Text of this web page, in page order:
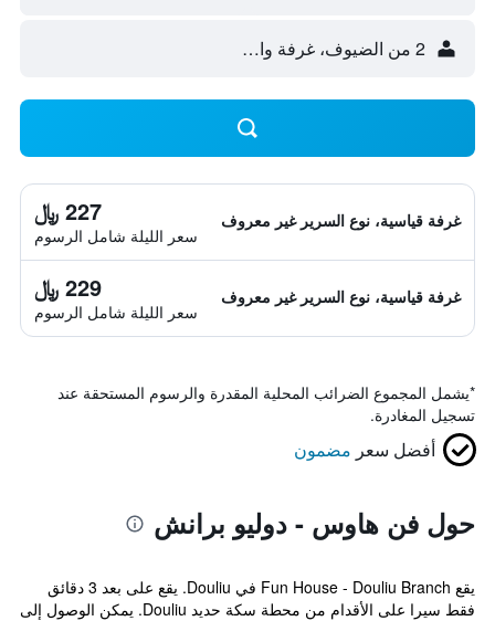
2 من الضيوف، غرفة واحدة
غرفة قياسية، نوع السرير غير معروف 227 ﷼
سعر الليلة شامل الرسوم
غرفة قياسية، نوع السرير غير معروف 229 ﷼
سعر الليلة شامل الرسوم
*يشمل المجموع الضرائب المحلية المقدرة والرسوم المستحقة عند
تسجيل المغادرة.
أفضل سعر مضمون
حول فن هاوس - دوليو برانش
يقع Fun House - Douliu Branch في Douliu. يقع على بعد 3 دقائق
فقط سيرا على الأقدام من محطة سكة حديد Douliu. يمكن الوصول إلى